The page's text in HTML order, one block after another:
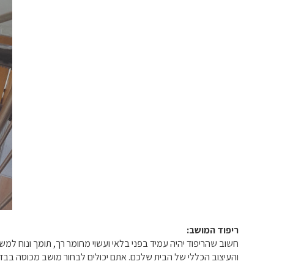
ריפוד המושב:
חשוב שהריפוד יהיה עמיד בפני בלאי ועשוי מחומר רך, תומך ונוח
והעיצוב הכללי של הבית שלכם. אתם יכולים לבחור מושב מכוסה